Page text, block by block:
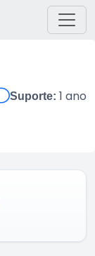
Suporte: 1 ano